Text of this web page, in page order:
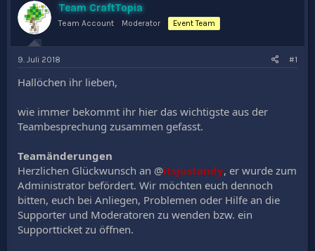
e
r
t
a
e
Team CraftTopia
Team Account Moderator Event Team
9. Juli 2018 #1
Hallöchen ihr lieben,
wie immer bekommt ihr hier das wichtigste aus der
Teambesprechung zusammen gefasst.
Teamänderungen
Herzlichen Glückwunsch an @itsjustandy, er wurde zum
Administrator befördert. Wir möchten euch dennoch
bitten, euch bei Anliegen, Problemen oder Hilfe an die
Supporter und Moderatoren zu wenden bzw. ein
Supportticket zu öffnen.